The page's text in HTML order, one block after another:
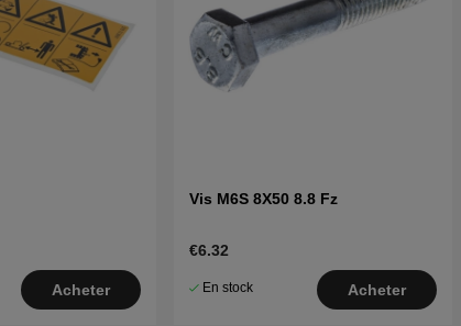
Acheter
Vis M6S 8X50 8.8 Fz
€6.32
En stock Acheter